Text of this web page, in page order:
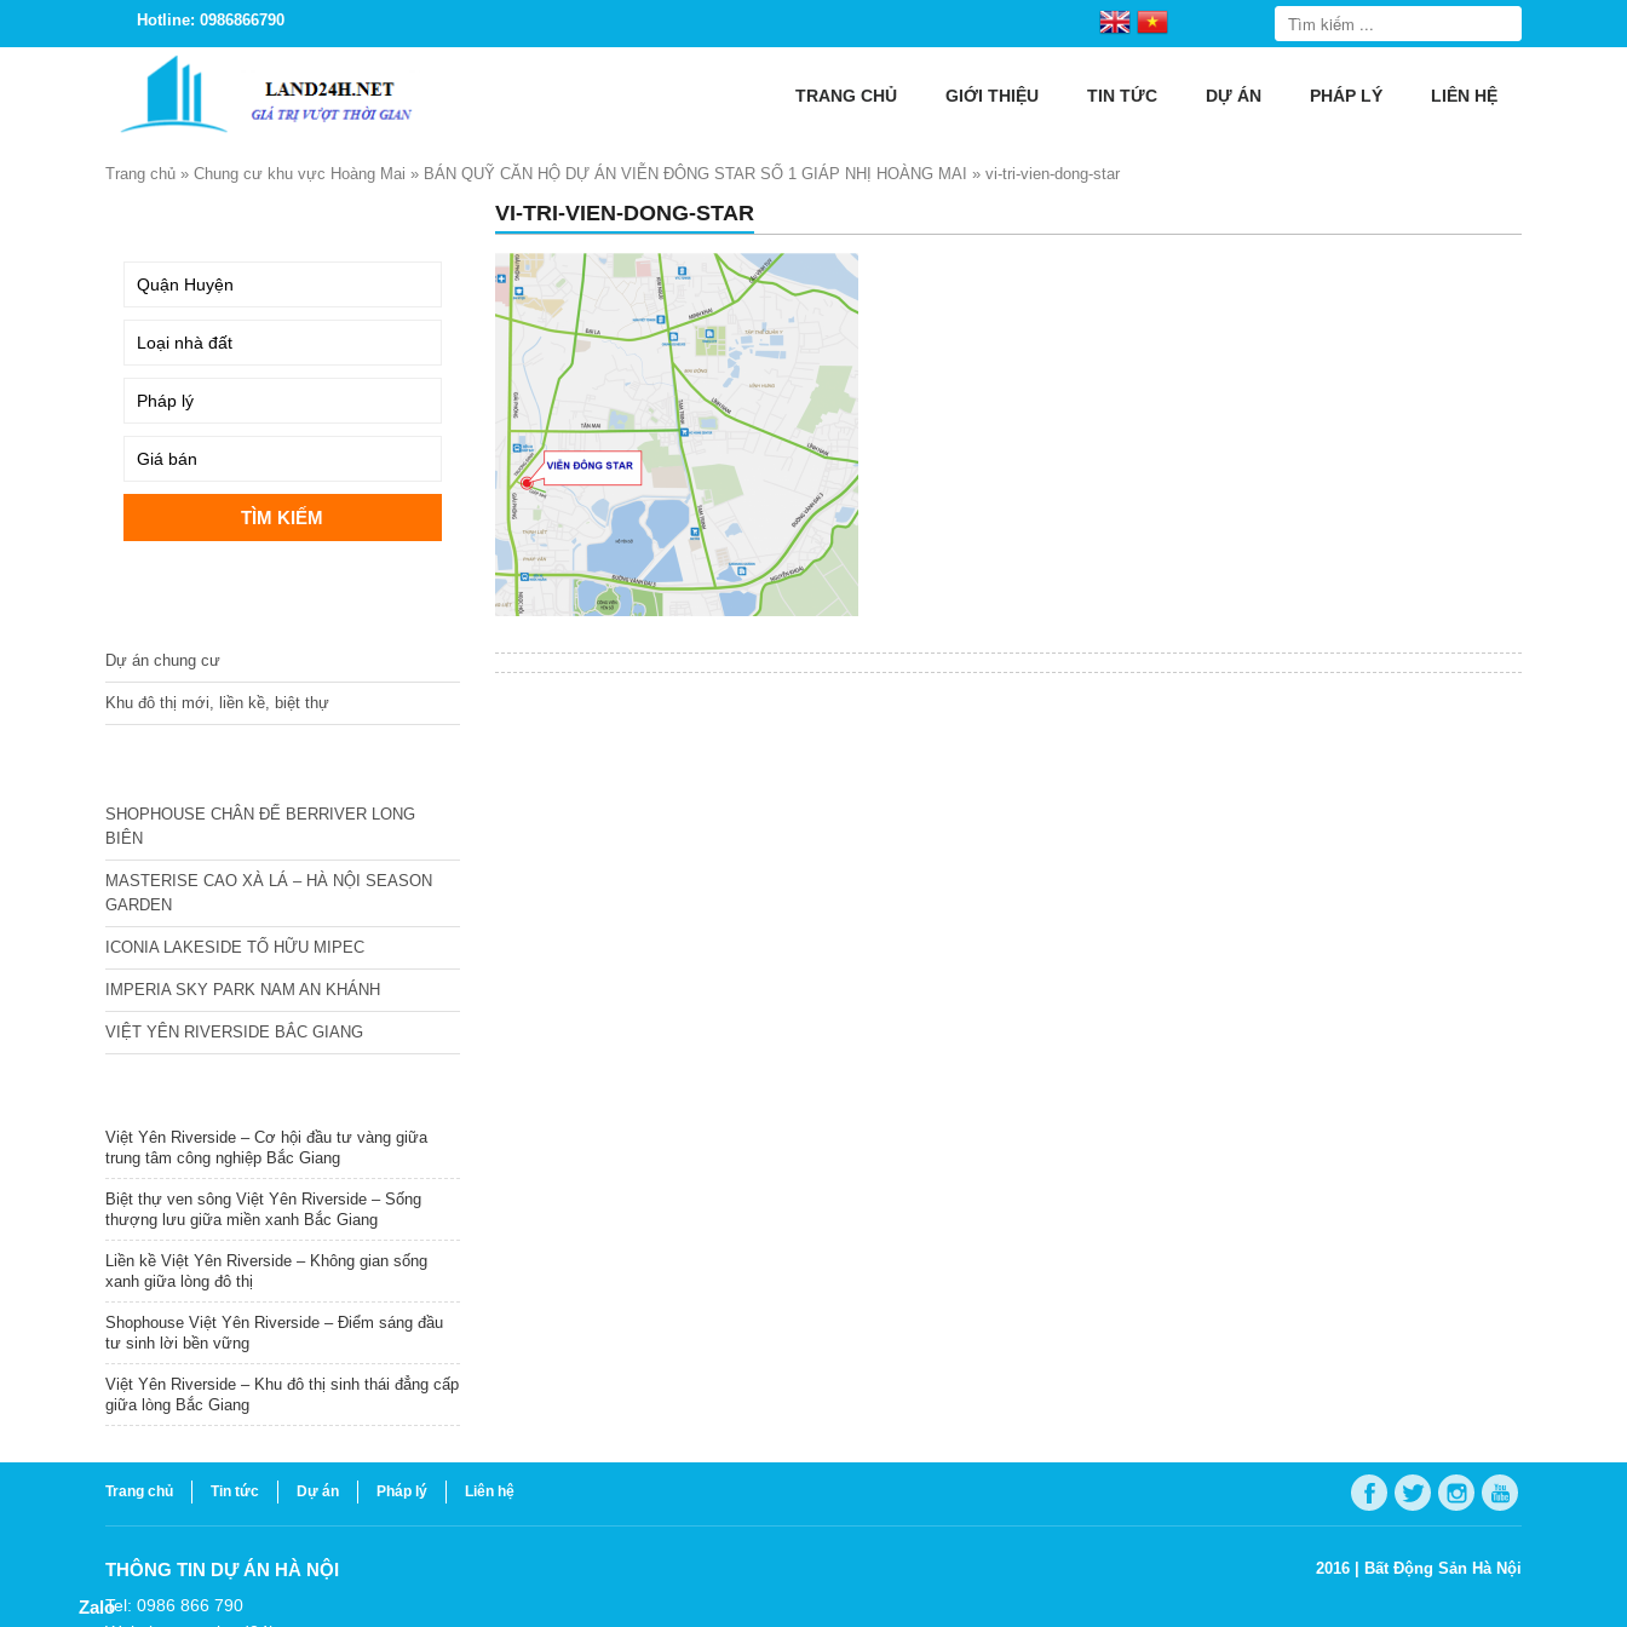
Hotline: 0986866790
TRANG CHỦ GIỚI THIỆU TIN TỨC DỰ ÁN PHÁP LÝ LIÊN HỆ
Trang chủ » Chung cư khu vực Hoàng Mai » BÁN QUỸ CĂN HỘ DỰ ÁN VIỄN ĐÔNG STAR SỐ 1 GIÁP NHỊ HOÀNG MAI » vi-tri-vien-dong-star
VI-TRI-VIEN-DONG-STAR
Dự án chung cư
Khu đô thị mới, liền kề, biệt thự
SHOPHOUSE CHÂN ĐẾ BERRIVER LONG
BIÊN
MASTERISE CAO XÀ LÁ – HÀ NỘI SEASON
GARDEN
ICONIA LAKESIDE TỐ HỮU MIPEC
IMPERIA SKY PARK NAM AN KHÁNH
VIỆT YÊN RIVERSIDE BẮC GIANG
Việt Yên Riverside – Cơ hội đầu tư vàng giữa
trung tâm công nghiệp Bắc Giang
Biệt thự ven sông Việt Yên Riverside – Sống
thượng lưu giữa miền xanh Bắc Giang
Liền kề Việt Yên Riverside – Không gian sống
xanh giữa lòng đô thị
Shophouse Việt Yên Riverside – Điểm sáng đầu
tư sinh lời bền vững
Việt Yên Riverside – Khu đô thị sinh thái đẳng cấp
giữa lòng Bắc Giang
Trang chủ Tin tức Dự án Pháp lý Liên hệ
THÔNG TIN DỰ ÁN HÀ NỘI
Tel: 0986 866 790
2016 | Bất Động Sản Hà Nội
Zalo